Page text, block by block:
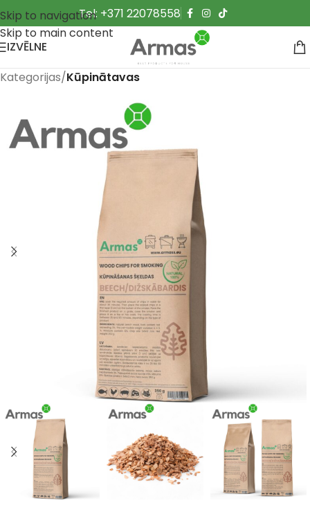
Skip to navigation
Skip to main content
Tel: +371 22078558
IZVĒLNE
Kategorijas Kūpinātavas